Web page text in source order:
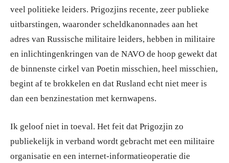
veel politieke leiders. Prigozjins recente, zeer publieke
uitbarstingen, waaronder scheldkanonnades aan het
adres van Russische militaire leiders, hebben in militaire
en inlichtingenkringen van de NAVO de hoop gewekt dat
de binnenste cirkel van Poetin misschien, heel misschien,
begint af te brokkelen en dat Rusland echt niet meer is
dan een benzinestation met kernwapens.
Ik geloof niet in toeval. Het feit dat Prigozjin zo
publiekelijk in verband wordt gebracht met een militaire
organisatie en een internet-informatieoperatie die